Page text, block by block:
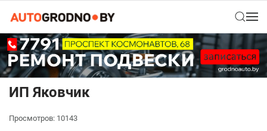
ИП Яковчик
Просмотров: 10143